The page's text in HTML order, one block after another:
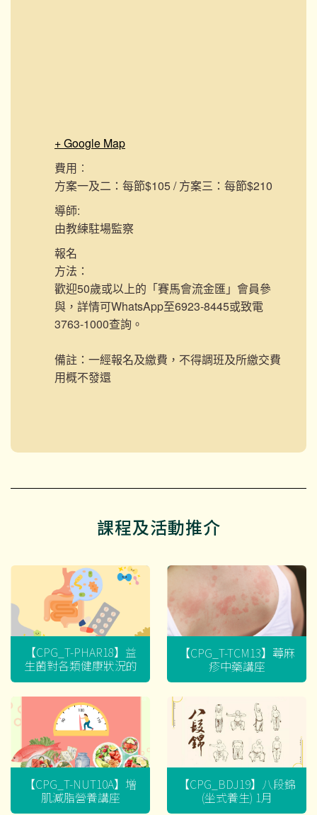
+ Google Map
費用︰
方案一及二：每節$105 / 方案三：每節$210
導師:
由教練駐場監察
報名
方法：
歡迎50歲或以上的「賽馬會流金匯」會員參
與，詳情可WhatsApp至6923-8445或致電
3763-1000查詢。
備註：一經報名及繳費，不得調班及所繳交費
用概不發還
課程及活動推介
【CPG_T-PHAR18】益
生菌對各類健康狀況的
迷思
【CPG_T-TCM13】蕁麻
疹中藥講座
【CPG_T-NUT10A】增
肌減脂營養講座
【CPG_BDJ19】八段錦
(坐式養生) 1月